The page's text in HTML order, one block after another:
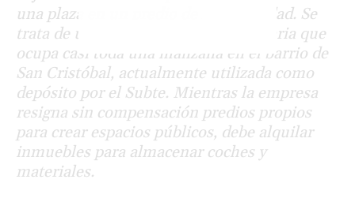
una plaza en un predio de su propiedad. Se
trata de una antigua terminal tranviaria que
ocupa casi toda una manzana en el barrio de
San Cristóbal, actualmente utilizada como
depósito por el Subte. Mientras la empresa
resigna sin compensación predios propios
para crear espacios públicos, debe alquilar
inmuebles para almacenar coches y
materiales.